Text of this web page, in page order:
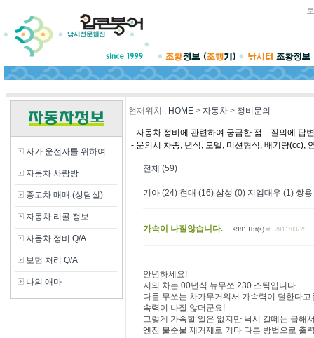
자가 운전자를 위하여
자동차 사랑방
중고차 매매 (상담실)
자동차 리콜 정보
자동차 정비 Q/A
보험 처리 Q/A
나의 애마
현재위치 : HOME > 자동차 > 정비문의
- 자동차 정비에 관련하여 궁금한 점... 질의에 답
- 문의시 차종, 년식, 모델, 미션형식, 배기량(cc),
전체 (59)
기아(24) 현대 (16) 삼성 (0) 지엠대우 (1) 쌍용
가속이 나질않습니다. ... 4981 Hit(s)at 2011/03/29
안녕하세요!
저의 차는 00년식 뉴무쏘 230 스틱입니다.
다들 무쏘는 차가무거워서 가속력이 덜한다
속력이 나질 않더군요!
그렇게 가속할 일은 없지만 낙시 갈떼는 급해
엔진 불순물 제거제로 기타 다른 방법으로 출